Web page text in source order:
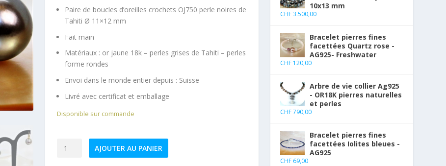
Paire de boucles d’oreilles crochets OJ750 perle noires de
Tahiti Ø 11×12 mm
Fait main
Matériaux : or jaune 18k – perles grises de Tahiti – perles
forme rondes
Envoi dans le monde entier depuis : Suisse
Livré avec certificat et emballage
Disponible sur commande
quantité
AJOUTER AU PANIER
10x13 mm
CHF3.500,00
Bracelet pierres fines
facettées Quartz rose -
AG925- Freshwater
CHF 120,00
Arbre de vie collier Ag925
- OR18K pierres naturelles
et perles
CHF790,00
Bracelet pierres fines
facettées Iolites bleues -
AG925
CHF 69,00